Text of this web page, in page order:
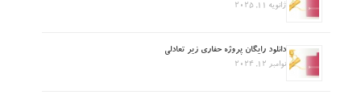
ژانویه 11, 2025
دانلود رایگان پروژه حفاری زیر تعادلی
نوامبر 12, 2024